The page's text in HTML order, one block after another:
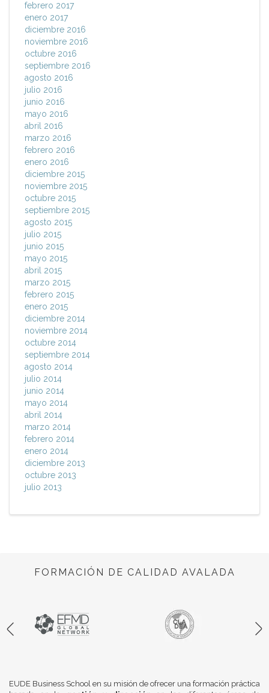
febrero 2017
enero 2017
diciembre 2016
noviembre 2016
octubre 2016
septiembre 2016
agosto 2016
julio 2016
junio 2016
mayo 2016
abril 2016
marzo 2016
febrero 2016
enero 2016
diciembre 2015
noviembre 2015
octubre 2015
septiembre 2015
agosto 2015
julio 2015
junio 2015
mayo 2015
abril 2015
marzo 2015
febrero 2015
enero 2015
diciembre 2014
noviembre 2014
octubre 2014
septiembre 2014
agosto 2014
julio 2014
junio 2014
mayo 2014
abril 2014
marzo 2014
febrero 2014
enero 2014
diciembre 2013
octubre 2013
julio 2013
FORMACIÓN DE CALIDAD AVALADA
EUDE Business School en su misión de ofrecer una formación práctica